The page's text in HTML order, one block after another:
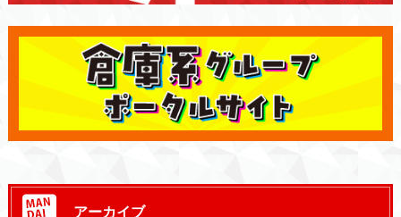
アーカイブ